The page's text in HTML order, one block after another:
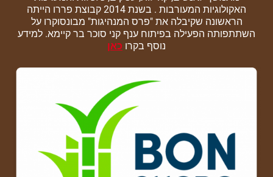
האקולוגיות המעורבות . בשנת 2014 קבוצת פררו הייתה
הראשונה שקיבלה את "פרס המנהיגות" מבונסוקרו על
השתתפותה הפעילה בפיתוח ענף קני סוכר בר קיימא. למידע
נוסף בקרו כאן